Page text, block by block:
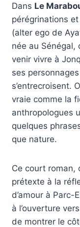
Dans Le
pérégrinations
(alter ego de
née au Sénégal,
venir vivre à
ses
s’entrecroisent.
vraie comme la
anthropologues
quelques
que nature.
Ce court roman,
prétexte à la
d’amour à Parc-
à l’ouverture
de montrer le